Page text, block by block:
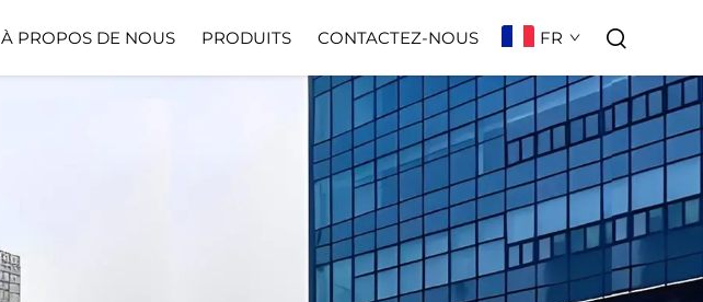
À PROPOS DE NOUS PRODUITS CONTACTEZ-NOUS FR